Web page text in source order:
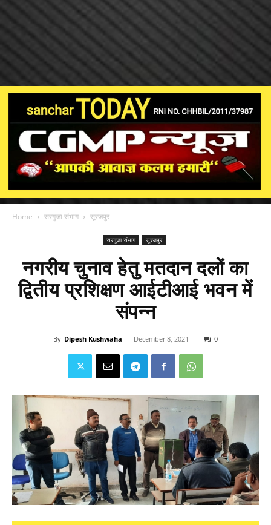
Home सरगुजा संभाग सूरजपुर
सरगुजा संभाग सूरजपुर
नगरीय चुनाव हेतु मतदान दलों का
द्वितीय प्रशिक्षण आईटीआई भवन में
संपन्न
By Dipesh Kushwaha - December 8, 2021 0